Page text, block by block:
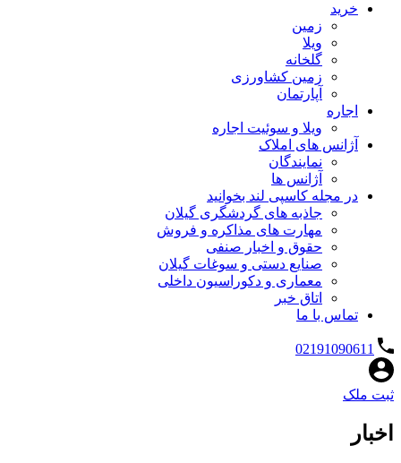
خرید
زمین
ویلا
گلخانه
زمین کشاورزی
آپارتمان
اجاره
ویلا و سوئیت اجاره
آژانس های املاک
نمایندگان
آژانس ها
در مجله کاسپی لند بخوانید
جاذبه های گردشگری گیلان
مهارت های مذاکره و فروش
حقوق و اخبار صنفی
صنایع دستی و سوغات گیلان
معماری و دکوراسیون داخلی
اتاق خبر
تماس با ما
02191090611
ثبت ملک
اخبار